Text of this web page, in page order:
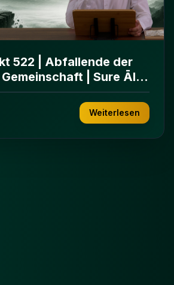
522 | Abfallende der
| Sure Āl
Weiterlesen